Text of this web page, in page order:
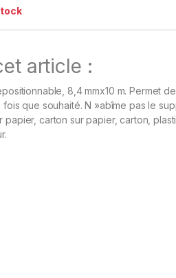
article :
8,4 mmx10 m. Permet
que souhaité. N »abîme pas le
papier, carton sur papier, carton,